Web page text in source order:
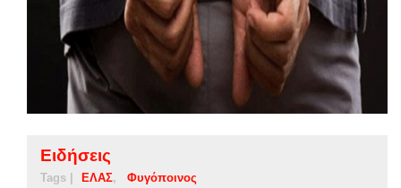
Ειδήσεις
Tags | ΕΛΑΣ Φυγόποινος